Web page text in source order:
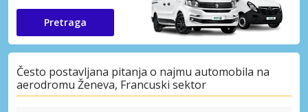
Pretraga
Često postavljana pitanja o najmu automobila na
aerodromu Ženeva, Francuski sektor